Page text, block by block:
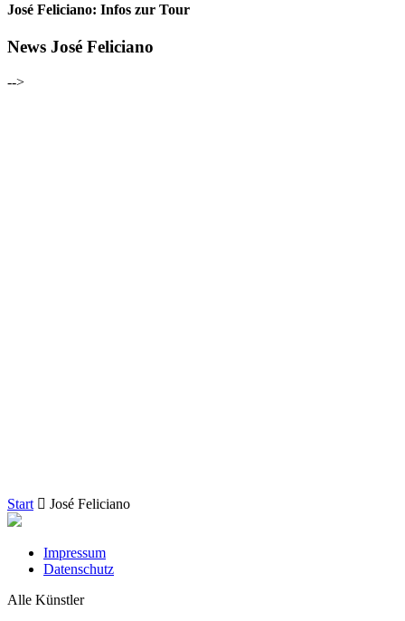
José Feliciano: Infos zur Tour
News José Feliciano
-->
Start José Feliciano
Impressum
Datenschutz
Alle Künstler